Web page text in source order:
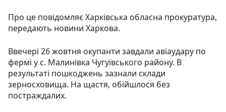
Про це повідомляє Харківська обласна прокуратура,
передають новини Харкова.
Ввечері 26 жовтня окупанти завдали авіаудару по
фермі у с. Малинівка Чугуївського району. В
результаті пошкоджень зазнали склади
зерносховища. На щастя, обійшлося без
постраждалих.